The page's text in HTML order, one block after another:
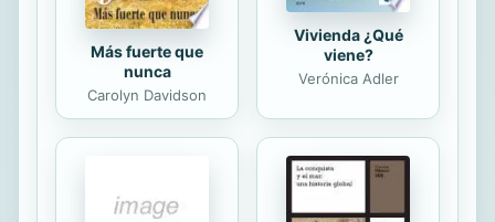
Más fuerte que
nunca
Carolyn Davidson
Vivienda ¿Qué
viene?
Verónica Adler